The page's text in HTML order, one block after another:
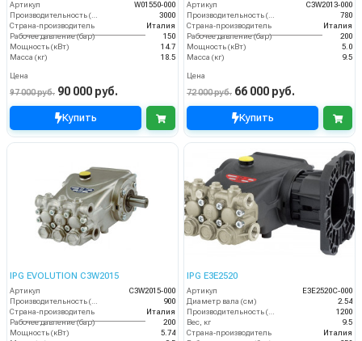
Артикул
W01550-000
Производительность (л/ч)
3000
Страна-производитель
Италия
Рабочее давление (бар)
150
Мощность (кВт)
14.7
Масса (кг)
18.5
Цена
97 000 руб. 90 000 руб.
Купить
Артикул
C3W2013-000
Производительность (л/ч)
780
Страна-производитель
Италия
Рабочее давление (бар)
200
Мощность (кВт)
5.0
Масса (кг)
9.5
Цена
72 000 руб. 66 000 руб.
Купить
IPG EVOLUTION С3W2015
Артикул
C3W2015-000
900
Страна-производитель
Италия
Рабочее давление (бар)
200
Мощность (кВт)
5.74
IPG E3E2520
Артикул
E3E2520C-000
Диаметр вала (см)
2.54
1200
Вес, кг
9.5
Страна-производитель
Италия